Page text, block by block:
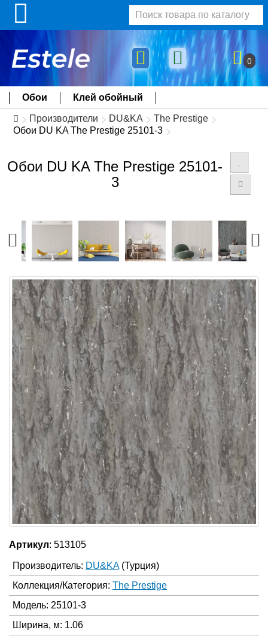
0
Обои Клей обойный
Производители DU&KA
The Prestige
Обои DU KA The Prestige 25101-3
Обои DU KA The Prestige 25101-
3
Артикул: 513105
Производитель: DU&KA (Турция)
Коллекция/Категория: The Prestige
Модель: 25101-3
Ширина, м: 1.06